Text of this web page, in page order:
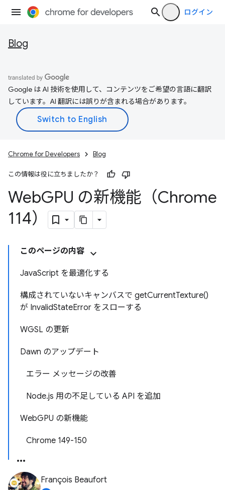
ログイン
Blog
Google は AI 技術を使用して、コンテンツをご希望の言語に翻訳
しています。AI 翻訳には誤りが含まれる場合があります。
Chrome for Developers Blog
この情報は役に立ちましたか？
WebGPU の新機能（Chrome
114）
このページの内容
JavaScript を最適化する
構成されていないキャンバスで getCurrentTexture()
が InvalidStateError をスローする
WGSL の更新
Dawn のアップデート
エラー メッセージの改善
Node.js 用の不足している API を追加
WebGPU の新機能
Chrome 149-150
François Beaufort